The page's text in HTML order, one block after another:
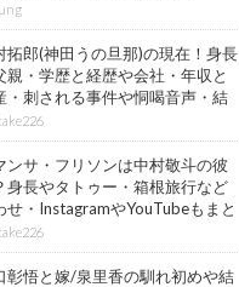
拓郎(神田うの旦那)の現在！身長
親・学歴と経歴や会社・年収と
・刺される事件や恫喝音声・結
子供や自宅・脳梗塞の病気もま
ンサ・フリソンは中村敬斗の彼
身長やタトゥー・箱根旅行など
せ・InstagramやYouTubeもまと
彰悟と嫁/泉里香の馴れ初めや結